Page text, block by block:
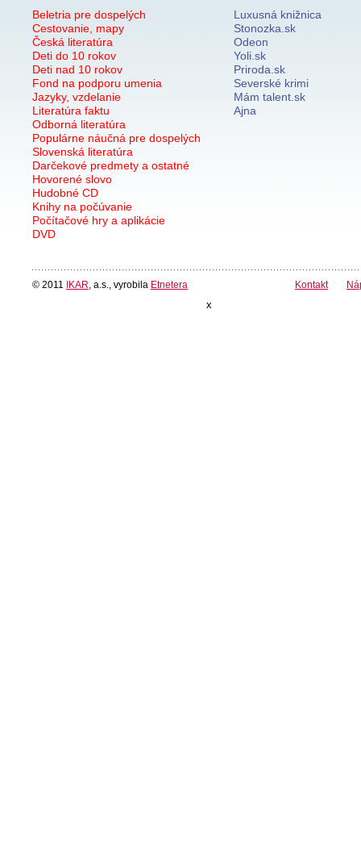
Beletria pre dospelých
Cestovanie, mapy
Česká literatúra
Deti do 10 rokov
Deti nad 10 rokov
Fond na podporu umenia
Jazyky, vzdelanie
Literatúra faktu
Odborná literatúra
Populárne náučná pre dospelých
Slovenská literatúra
Darčekové predmety a ostatné
Hovorené slovo
Hudobné CD
Knihy na počúvanie
Počítačové hry a aplikácie
DVD
Luxusná knižnica
Stonozka.sk
Odeon
Yoli.sk
Priroda.sk
Severské krimi
Mám talent.sk
Ajna
© 2011 IKAR , a.s., vyrobila Etnetera Kontakt
x